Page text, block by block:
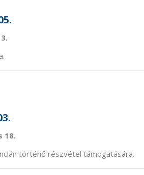
18.
történő részvétel támogatására.